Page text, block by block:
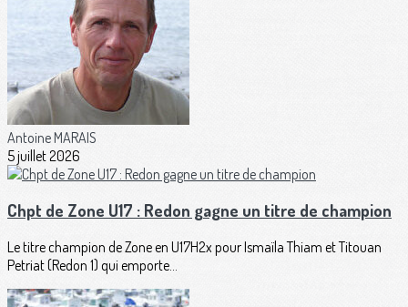
Antoine MARAIS
5 juillet 2026
Chpt de Zone U17 : Redon gagne un titre de champion
Le titre champion de Zone en U17H2x pour Ismaïla Thiam et Titouan
Petriat (Redon 1) qui emporte...